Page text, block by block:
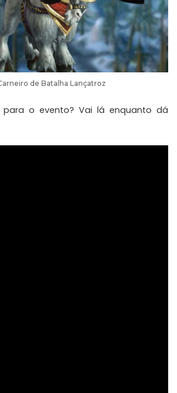
de Batalha Lançatroz
para o evento? Vai lá enquanto dá